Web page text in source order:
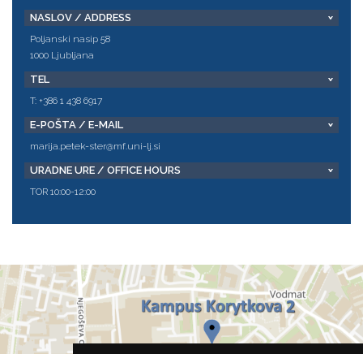
NASLOV / ADDRESS
Poljanski nasip 58
1000 Ljubljana
TEL
T: +386 1 438 6917
E-POŠTA / E-MAIL
marija.petek-ster@mf.uni-lj.si
URADNE URE / OFFICE HOURS
TOR 10:00-12:00